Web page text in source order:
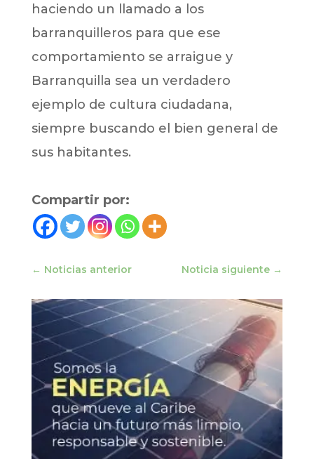
haciendo un llamado a los
barranquilleros para que ese
comportamiento se arraigue y
Barranquilla sea un verdadero
ejemplo de cultura ciudadana,
siempre buscando el bien general de
sus habitantes.
Compartir por:
← Noticias anterior Noticia siguiente →